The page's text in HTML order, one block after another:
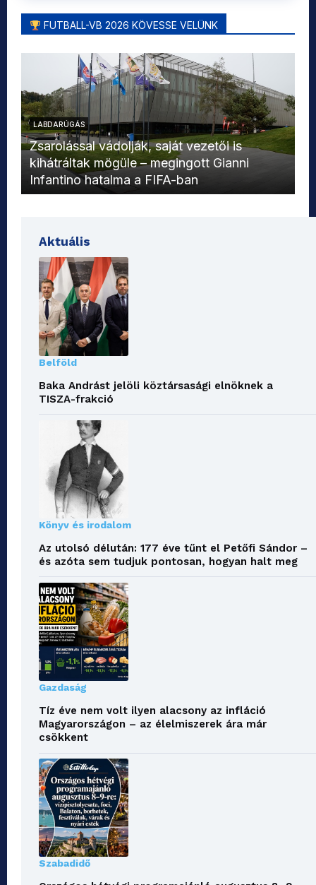
FUTBALL-VB 2026 KÖVESSE VELÜNK
LABDARÚGÁS
Zsarolással vádolják, saját vezetői is
kihátráltak mögüle – megingott Gianni
Infantino hatalma a FIFA-ban
Aktuális
Belföld
Baka Andrást jelöli köztársasági elnöknek a
TISZA-frakció
Könyv és irodalom
Az utolsó délután: 177 éve tűnt el Petőfi Sándor –
és azóta sem tudjuk pontosan, hogyan halt meg
Gazdaság
Tíz éve nem volt ilyen alacsony az infláció
Magyarországon – az élelmiszerek ára már
csökkent
Szabadidő